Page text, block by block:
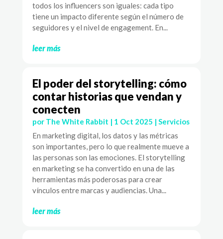
todos los influencers son iguales: cada tipo
tiene un impacto diferente según el número de
seguidores y el nivel de engagement. En...
leer más
El poder del storytelling: cómo
contar historias que vendan y
conecten
por The White Rabbit | 1 Oct 2025 | Servicios
En marketing digital, los datos y las métricas
son importantes, pero lo que realmente mueve a
las personas son las emociones. El storytelling
en marketing se ha convertido en una de las
herramientas más poderosas para crear
vínculos entre marcas y audiencias. Una...
leer más